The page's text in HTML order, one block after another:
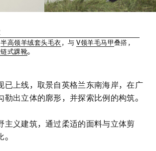
半高领羊绒套头毛衣 ，与V领羊毛马甲叠搭，
式踝靴。
已上线，取景自英格兰东南海岸，在广
勒出立体的廓形，并探索比例的构筑。
主义建筑，通过柔适的面料与立体剪